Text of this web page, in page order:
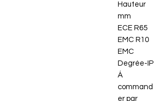
Hauteur
mm
ECE R65
EMC R10
EMC
Degrée-IP
Á
command
er par